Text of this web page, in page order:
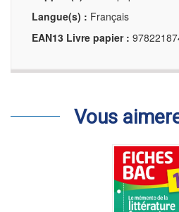
Langue(s) : Français
EAN13 Livre papier :
Vous